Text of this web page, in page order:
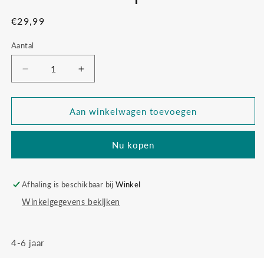
Normale
€29,99
Aantal
Aantal
verlagen
voor
Tovenaars
cape
Aantal
verhogen
voor
Tovenaars
cape
Aan winkelwagen toevoegen
Nu kopen
Afhaling is beschikbaar bijWinkel
Winkelgegevens bekijken
4-6 jaar